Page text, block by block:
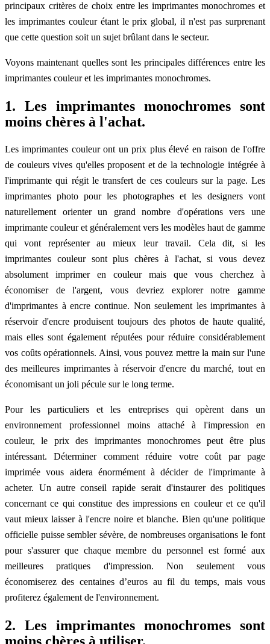
principaux critères de choix entre les imprimantes monochromes et
les imprimantes couleur étant le prix global, il n'est pas surprenant
que cette question soit un sujet brûlant dans le secteur.
Voyons maintenant quelles sont les principales différences entre les
imprimantes couleur et les imprimantes monochromes.
1. Les imprimantes monochromes sont
moins chères à l'achat.
Les imprimantes couleur ont un prix plus élevé en raison de l'offre
de couleurs vives qu'elles proposent et de la technologie intégrée à
l'imprimante qui régit le transfert de ces couleurs sur la page. Les
imprimantes photo pour les photographes et les designers vont
naturellement orienter un grand nombre d'opérations vers une
imprimante couleur et généralement vers les modèles haut de gamme
qui vont représenter au mieux leur travail. Cela dit, si les
imprimantes couleur sont plus chères à l'achat, si vous devez
absolument imprimer en couleur mais que vous cherchez à
économiser de l'argent, vous devriez explorer notre gamme
d'imprimantes à encre continue. Non seulement les imprimantes à
réservoir d'encre produisent toujours des photos de haute qualité,
mais elles sont également réputées pour réduire considérablement
vos coûts opérationnels. Ainsi, vous pouvez mettre la main sur l'une
des meilleures imprimantes à réservoir d'encre du marché, tout en
économisant un joli pécule sur le long terme.
Pour les particuliers et les entreprises qui opèrent dans un
environnement professionnel moins attaché à l'impression en
couleur, le prix des imprimantes monochromes peut être plus
intéressant. Déterminer comment réduire votre coût par page
imprimée vous aidera énormément à décider de l'imprimante à
acheter. Un autre conseil rapide serait d'instaurer des politiques
concernant ce qui constitue des impressions en couleur et ce qu'il
vaut mieux laisser à l'encre noire et blanche. Bien qu'une politique
officielle puisse sembler sévère, de nombreuses organisations le font
pour s'assurer que chaque membre du personnel est formé aux
meilleures pratiques d'impression. Non seulement vous
économiserez des centaines d’euros au fil du temps, mais vous
profiterez également de l'environnement.
2. Les imprimantes monochromes sont
moins chères à utiliser.